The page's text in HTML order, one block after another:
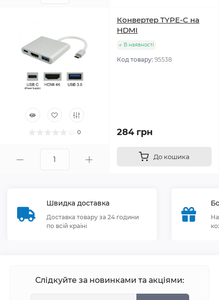
0
Конвертер TYPE-C на
HDMI
В наявності
Код товару: 95538
284 грн
До кошика
Швидка доставка
Доставка товару за 24 години
по всій країні
Слідкуйте за новинками та акціями: